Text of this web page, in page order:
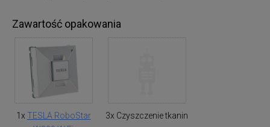
Zawartość opakowania
1x TESLA RoboStar
3x Czyszczenie tkanin